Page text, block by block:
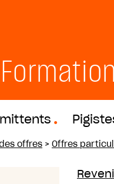
offres > Offres